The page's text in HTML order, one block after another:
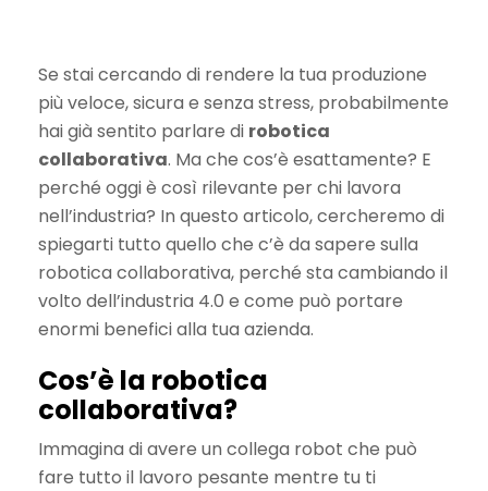
Se stai cercando di rendere la tua produzione
più veloce, sicura e senza stress, probabilmente
hai già sentito parlare di robotica
collaborativa. Ma che cos’è esattamente? E
perché oggi è così rilevante per chi lavora
nell’industria? In questo articolo, cercheremo di
spiegarti tutto quello che c’è da sapere sulla
robotica collaborativa, perché sta cambiando il
volto dell’industria 4.0 e come può portare
enormi benefici alla tua azienda.
Cos’è la robotica
collaborativa?
Immagina di avere un collega robot che può
fare tutto il lavoro pesante mentre tu ti